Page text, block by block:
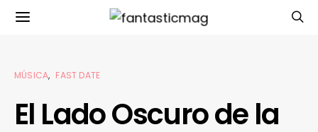
MÚSICA FAST DATE
El Lado Oscuro de la